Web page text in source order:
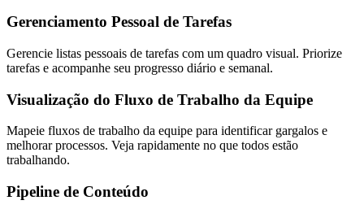
Gerenciamento Pessoal de Tarefas
Gerencie listas pessoais de tarefas com um quadro visual. Priorize
tarefas e acompanhe seu progresso diário e semanal.
Visualização do Fluxo de Trabalho da Equipe
Mapeie fluxos de trabalho da equipe para identificar gargalos e
melhorar processos. Veja rapidamente no que todos estão
trabalhando.
Pipeline de Conteúdo